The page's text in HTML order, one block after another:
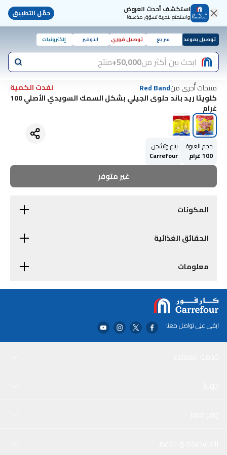
استكشف أحدث العروض
واستمتع بتجربة تسوّق مذهلة! حمّل التطبيق
توصيل بموعد سريع توصيل فوري التوفير إلكترونيات
ابحث بين أكثر من50,000+ منتج
منتجات أُخرى منRed Band
نفدت الكمية
كلويتا ريد باند حلوى الجيلي بشكل السمك السويدي الأصلي 100
غرام
حجم العبوة
100 غرام
يباع ويُشحن
Carrefour
غير متوفر
المكونات
الحقائق الغذائية
معلومات
ابقى على تواصل معنا